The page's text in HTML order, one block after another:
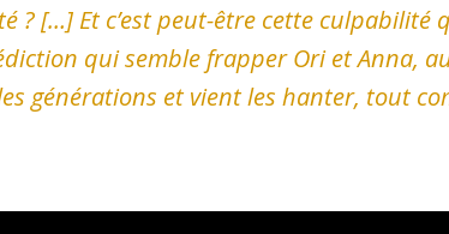
[…] Et c’est peut-être cette culpabilité
qui semble frapper Ori et Anna,
générations et vient les hanter, tout